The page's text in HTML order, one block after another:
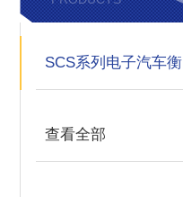
SCS系列电子汽车衡
查看全部